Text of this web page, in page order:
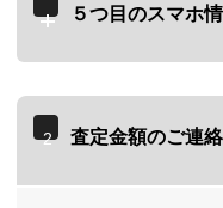
５つ目のスマホ
2 査定金額のご連